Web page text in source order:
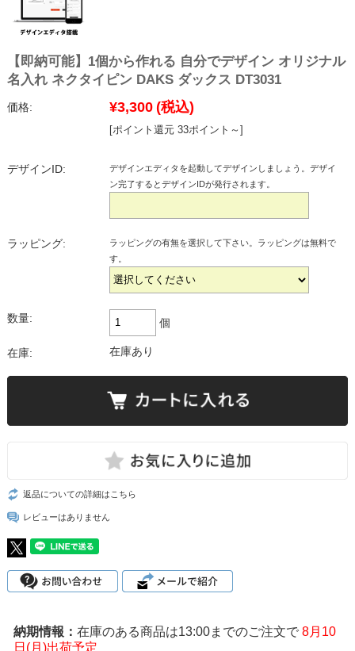
【即納可能】1個から作れる 自分でデザイン オリジナル
名入れ ネクタイピン DAKS ダックス DT3031
価格: ¥3,300 (税込)
[ポイント還元 33ポイント～]
デザインID:
デザインエディタを起動してデザインしましょう。デザイ
ン完了するとデザインIDが発行されます。
ラッピング:
ラッピングの有無を選択して下さい。ラッピングは無料で
す。
数量: 個
在庫: 在庫あり
返品についての詳細はこちら
レビューはありません
在庫のある商品は13:00までのご注文で 8月10
日(月)出荷予定